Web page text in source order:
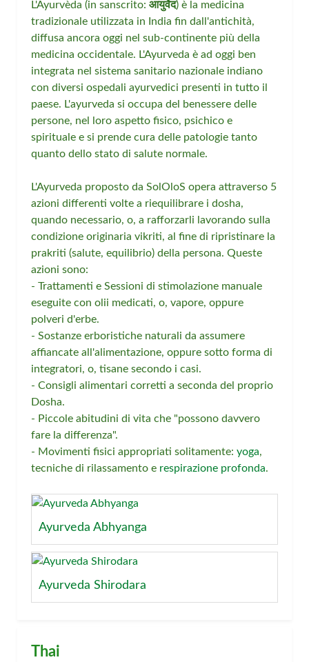
L'Ayurvèda (in sanscrito: आयुर्वेद) è la medicina
tradizionale utilizzata in India fin dall'antichità,
diffusa ancora oggi nel sub-continente più della
medicina occidentale. L'Ayurveda è ad oggi ben
integrata nel sistema sanitario nazionale indiano
con diversi ospedali ayurvedici presenti in tutto il
paese. L'ayurveda si occupa del benessere delle
persone, nel loro aspetto fisico, psichico e
spirituale e si prende cura delle patologie tanto
quanto dello stato di salute normale.
L'Ayurveda proposto da SolOloS opera attraverso 5
azioni differenti volte a riequilibrare i dosha,
quando necessario, o, a rafforzarli lavorando sulla
condizione originaria vikriti, al fine di ripristinare la
prakriti (salute, equilibrio) della persona. Queste
azioni sono:
- Trattamenti e Sessioni di stimolazione manuale
eseguite con olii medicati, o, vapore, oppure
polveri d'erbe.
- Sostanze erboristiche naturali da assumere
affiancate all'alimentazione, oppure sotto forma di
integratori, o, tisane secondo i casi.
- Consigli alimentari corretti a seconda del proprio
Dosha.
- Piccole abitudini di vita che "possono davvero
fare la differenza".
- Movimenti fisici appropriati solitamente: yoga,
tecniche di rilassamento e respirazione profonda.
Ayurveda Abhyanga
Ayurveda Shirodara
Thai